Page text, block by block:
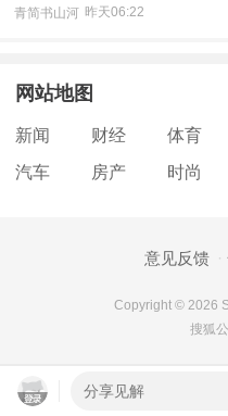
青简书山河 昨天06:22
网站地图
新闻 财经 体育
汽车
房产 时尚
意见反馈
Copyright © 2026
搜狐